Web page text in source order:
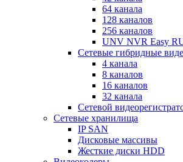
64 канала
128 каналов
256 каналов
UNV NVR Easy
Сетевые гибридные
4 канала
8 каналов
16 каналов
32 канала
Сетевой
Сетевые хранилища
IP SAN
Дисковые массивы
Жесткие диски HDD